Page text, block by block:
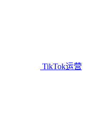
TikTok运营